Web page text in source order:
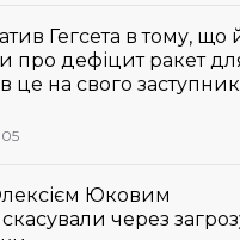
Гегсета в тому, що
про дефіцит ракет
це на свого
Юковим
через